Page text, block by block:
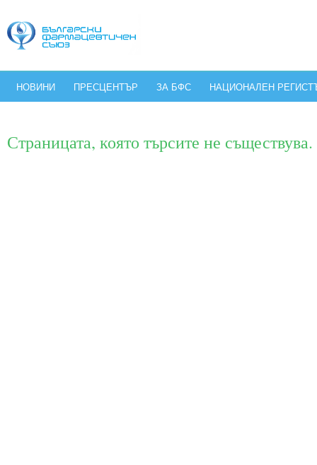
НОВИНИ ПРЕСЦЕНТЪР ЗА БФС НАЦИОНАЛЕН
Страницата, която търсите не съществува.